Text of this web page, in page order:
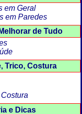
em Geral
em Paredes
de Tudo
Trico, Costura
e Dicas